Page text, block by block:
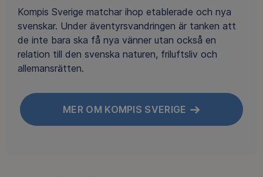
Kompis Sverige matchar ihop etablerade och nya
svenskar. Under äventyrsvandringen är tanken att
de inte bara ska få nya vänner utan också en
relation till den svenska naturen, friluftsliv och
allemansrätten.
MER OM KOMPIS SVERIGE